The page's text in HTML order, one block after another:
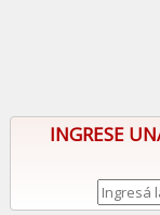
INGRESE